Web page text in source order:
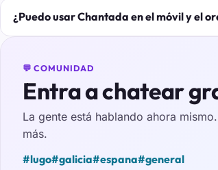
¿Puedo usar Chantada en el móvil y el
💬 COMUNIDAD
Entra a chatear
La gente está hablando ahora
más.
#lugo#galicia#espana#general